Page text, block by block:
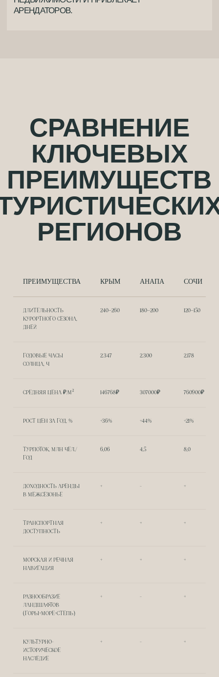
ПРЕИМУЩЕСТВА КРЫМ АНАПА СОЧИ
ДЛИТЕЛЬНОСТЬ
КУРОРТНОГО СЕЗОНА,
ДНЕЙ
240–260 180–200 120–150
ГОДОВЫЕ ЧАСЫ
СОЛНЦА, Ч
2.347 2.300 2.178
СРЕДНЯЯ ЦЕНА ₽/М² 146768₽ 307000₽ 760900₽
РОСТ ЦЕН ЗА ГОД, % +36% +44% +21%
ТУРПОТОК, МЛН ЧЕЛ./
ГОД
6,06 4,5 8,0
ДОХОДНОСТЬ АРЕНДЫ
В МЕЖСЕЗОНЬЕ
+ - +
ТРАНСПОРТНАЯ
ДОСТУПНОСТЬ
+ + +
МОРСКАЯ И РЕЧНАЯ
НАВИГАЦИЯ
+ + +
РАЗНООБРАЗИЕ
ЛАНДШАФТОВ
(ГОРЫ+МОРЕ+СТЕПЬ)
+ - +
КУЛЬТУРНО-
ИСТОРИЧЕСКОЕ
НАСЛЕДИЕ
+ - +
ГОД — ОТ КЛАССИКИ ДО СОВРЕМЕННОГО
ИСКУССТВА.
— ИСТОРИЧЕСКАЯ ЗАСТРОЙКА
СОХРАНЯЕТ ДУХ ЭПОХ.